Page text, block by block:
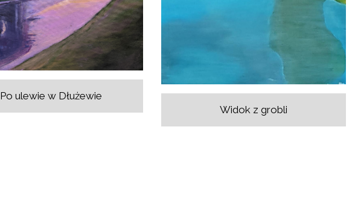
Po ulewie w Dłużewie
Widok z grobli